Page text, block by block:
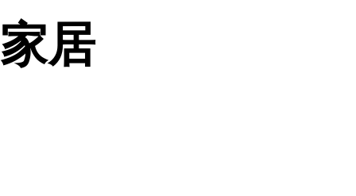
家居